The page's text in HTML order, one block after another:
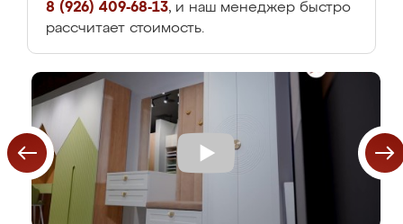
8 (926) 409-68-13, и наш менеджер быстро
рассчитает стоимость.